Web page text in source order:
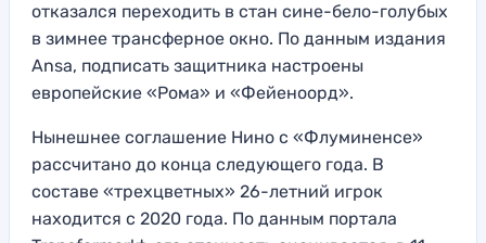
отказался переходить в стан сине-бело-голубых
в зимнее трансферное окно. По данным издания
Ansa, подписать защитника настроены
европейские «Рома» и «Фейеноорд».
Нынешнее соглашение Нино с «Флуминенсе»
рассчитано до конца следующего года. В
составе «трехцветных» 26-летний игрок
находится с 2020 года. По данным портала